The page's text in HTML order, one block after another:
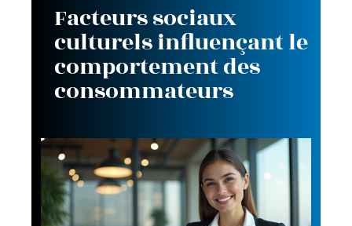
Facteurs sociaux
culturels influençant le
comportement des
consommateurs